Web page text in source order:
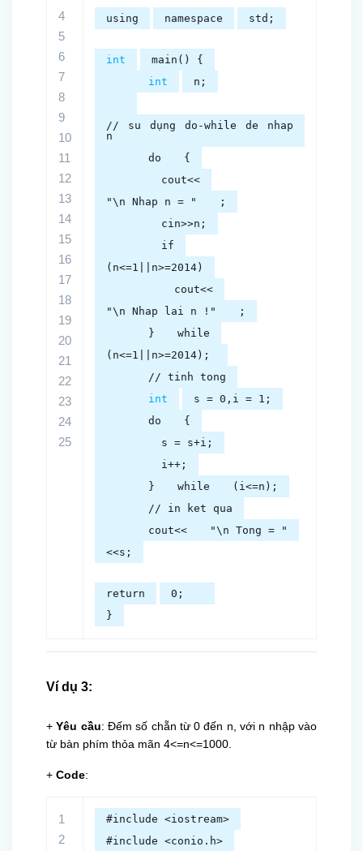
4
5
6
7
8
9
10
11
12
13
14
15
16
17
18
19
20
21
22
23
24
25
using namespace std;
int
main() {
int
n;
// su dụng do-while de nhap
n
do
{
cout<<
"\n Nhap n = "
;
cin>>n;
if
(n<=1||n>=2014)
cout<<
"\n Nhap lai n !"
;
}
while
(n<=1||n>=2014);
// tinh tong
int
s = 0,i = 1;
do
{
s = s+i;
i++;
}
while
(i<=n);
// in ket qua
cout<<
"\n Tong = "
<<s;
return
0;
}
Ví dụ 3:
+Yêu cầu: Đếm số chẵn từ 0 đến n, với n nhập vào
từ bàn phím thỏa mãn 4<=n<=1000.
+ Code:
1
2
#include <iostream>
#include <conio.h>